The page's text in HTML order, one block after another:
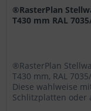
®RasterPlan
T430 mm RAL
®RasterPlan
T430 mm, RAL
Diese wahlweise
Schlitzplatten oder